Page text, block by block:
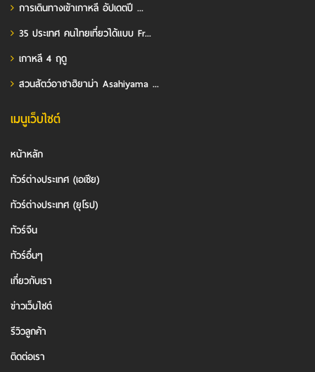
การเดินทางเข้าเกาหลี อัปเดตปี ...
35 ประเทศ คนไทยเที่ยวได้แบบ Fr...
เกาหลี 4 ฤดู
สวนสัตว์อาซาฮิยาม่า Asahiyama ...
เมนูเว็บไซต์
หน้าหลัก
ทัวร์ต่างประเทศ (เอเชีย)
ทัวร์ต่างประเทศ (ยุโรป)
ทัวร์จีน
ทัวร์อื่นๆ
เกี่ยวกับเรา
ข่าวเว็บไซต์
รีวิวลูกค้า
ติดต่อเรา